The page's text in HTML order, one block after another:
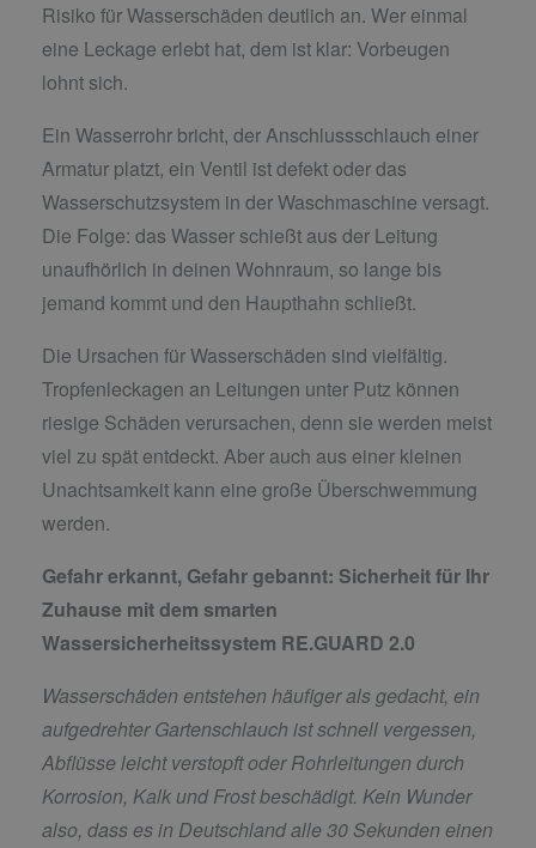
Risiko für Wasserschäden deutlich an. Wer einmal
eine Leckage erlebt hat, dem ist klar: Vorbeugen
lohnt sich.
Ein Wasserrohr bricht, der Anschlussschlauch einer
Armatur platzt, ein Ventil ist defekt oder das
Wasserschutzsystem in der Waschmaschine versagt.
Die Folge: das Wasser schießt aus der Leitung
unaufhörlich in deinen Wohnraum, so lange bis
jemand kommt und den Haupthahn schließt.
Die Ursachen für Wasserschäden sind vielfältig.
Tropfenleckagen an Leitungen unter Putz können
riesige Schäden verursachen, denn sie werden meist
viel zu spät entdeckt. Aber auch aus einer kleinen
Unachtsamkeit kann eine große Überschwemmung
werden.
Gefahr erkannt, Gefahr gebannt: Sicherheit für Ihr
Zuhause mit dem smarten
Wassersicherheitssystem RE.GUARD 2.0
Wasserschäden entstehen häufiger als gedacht, ein
aufgedrehter Gartenschlauch ist schnell vergessen,
Abflüsse leicht verstopft oder Rohrleitungen durch
Korrosion, Kalk und Frost beschädigt. Kein Wunder
also, dass es in Deutschland alle 30 Sekunden einen